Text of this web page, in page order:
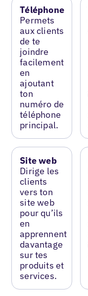
Téléphone
Permets
aux clients
de te
joindre
facilement
en
ajoutant
ton
numéro de
téléphone
principal.
Site web
Dirige les
clients
vers ton
site web
pour qu’ils
en
apprennent
davantage
sur tes
produits et
services.